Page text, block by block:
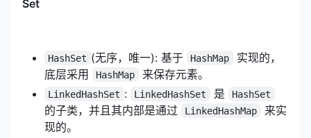
Set
HashSet (无序，唯一): 基于 HashMap
实现的，
底层采用
HashMap 来保存元素。
LinkedHashSet : LinkedHashSet 是 HashSet
的子类，并且其内部是通过 LinkedHashMap
来实
现的。